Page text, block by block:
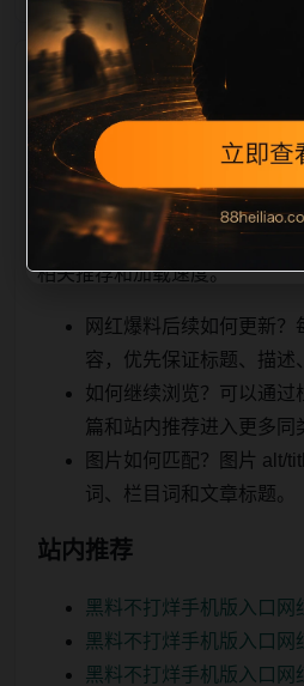
相关问题与推荐
顺着栏目继续浏览。同站连续
复首段，优先补充不同关键词
角度。栏目页则保留清晰入口
集。发布后按真实浏览器复查
相关推荐和加载速度。
网红爆料后续如何更新？
容，优先保证标题、描述
如何继续浏览？可以通过
篇和站内推荐进入更多同
图片如何匹配？图片 alt/
词、栏目词和文章标题。
站内推荐
黑料不打烊手机版入口网
黑料不打烊手机版入口网
黑料不打烊手机版入口网